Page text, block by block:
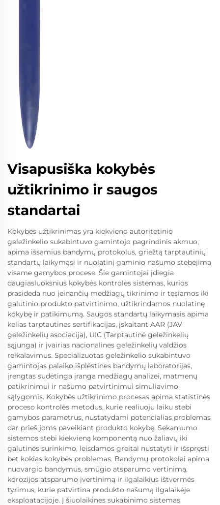
Visapusiška kokybės
užtikrinimo ir saugos
standartai
Kokybės užtikrinimas yra kiekvieno autoritetinio
geležinkelio sukabintuvo gamintojo pagrindinis akmuo,
apima išsamius bandymų protokolus, griežtą tarptautinių
standartų laikymąsi ir nuolatinį gaminio našumo stebėjimą
visame gamybos procese. Šie gamintojai įdiegia
daugiasluoksnius kokybės kontrolės sistemas, kurios
prasideda nuo įeinančių medžiagų tikrinimo ir tęsiamos iki
galutinio produkto patvirtinimo, užtikrindamos nuolatinę
kokybę ir patikimumą. Saugos standartų laikymasis apima
kelias tarptautines sertifikacijas, įskaitant AAR (JAV
geležinkelių asociacija), UIC (Tarptautinė geležinkelių
sąjunga) ir įvairias nacionalines geležinkelių valdžios
reikalavimus. Specializuotas geležinkelio sukabintuvo
gamintojas palaiko išplėstines bandymų laboratorijas,
įrengtas sudėtinga įranga medžiagų analizei, matmenų
patikrinimui ir našumo patvirtinimui simuliavimo
sąlygomis. Kokybės užtikrinimo procesas apima statistinės
proceso kontrolės metodus, kurie realiuoju laiku stebi
gamybos parametrus, nustatydami potencialias problemas
dar prieš joms paveikiant produkto kokybę. Sekamumo
sistemos stebi kiekvieną komponentą nuo žaliavų iki
galutinės surinkimo, leisdamos greitai nustatyti ir išspręsti
bet kokias kokybės problemas. Bandymų protokolai apima
nuovargio bandymus, smūgio atsparumo vertinimą,
korozijos atsparumo įvertinimą ir ilgalaikius ištvermės
tyrimus, kurie patvirtina produkto našumą ilgalaikėje
eksploatacijoje. Į šiuolaikines sukabinimo sistemas